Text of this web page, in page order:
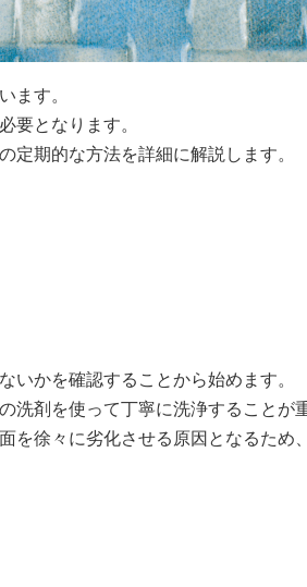
ます。
要となります。
期的な方法を詳細に解説します。
かを確認することから始めます。
剤を使って丁寧に洗浄することが
徐々に劣化させる原因となるた